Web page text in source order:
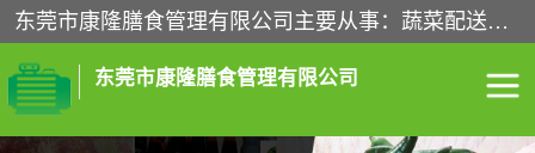
东莞市康隆膳食管理有限公司主要从事：蔬菜配送、食堂承包、企业工厂食堂承包、机关单位食堂承包、调味品配送、粮油配送、干货配送、副食配送、水果配送、海鲜配送等业务，东莞蔬菜配送电话，咨询在线客服。
东莞市康隆膳食管理有限公司